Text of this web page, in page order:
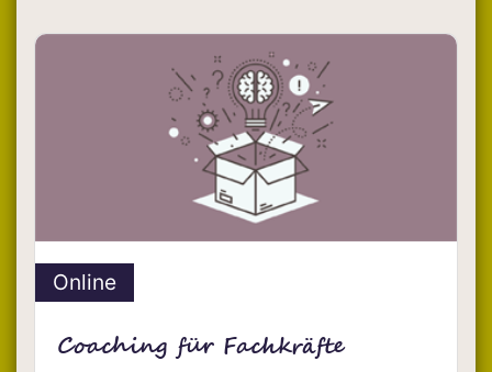
Online
Coaching für Fachkräfte